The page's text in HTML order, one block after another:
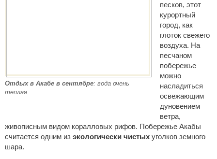
Отдых в Акабе в сентябре: вода очень
теплая
песков, этот
курортный
город, как
глоток свежего
воздуха. На
песчаном
побережье
можно
насладиться
освежающим
дуновением
ветра,
живописным видом коралловых рифов. Побережье Акабы
считается одним из экологически чистых уголков земного
шара.